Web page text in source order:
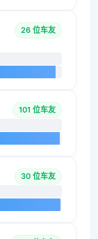
26 位车友
101 位车友
30 位车友